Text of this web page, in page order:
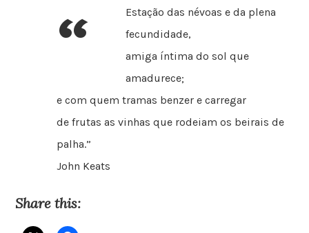
“
Estação das névoas e da plena
fecundidade,
amiga íntima do sol que
amadurece;
e com quem tramas benzer e carregar
de frutas as vinhas que rodeiam os beirais de
palha.”
John Keats
Share this: